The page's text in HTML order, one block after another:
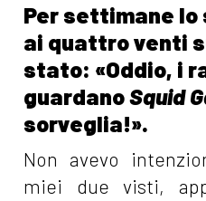
Per settimane
ai quattro venti
stato: «Oddio, i
guardanoSquid
sorveglia!».
Non avevo
miei due visti,